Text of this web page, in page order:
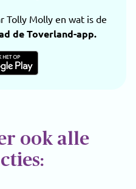
Tolly Molly en wat is de
de Toverland-app.
ook alle